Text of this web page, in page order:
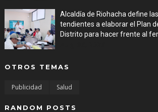
Alcaldía de Riohacha define
tendientes a elaborar el Plan
Distrito para hacer frente al
OTROS TEMAS
Publicidad Salud
RANDOM POSTS